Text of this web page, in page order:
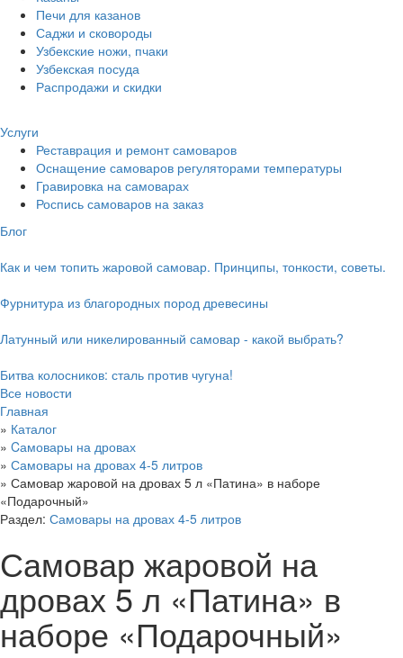
Печи для казанов
Саджи и сковороды
Узбекские ножи, пчаки
Узбекская посуда
Распродажи и скидки
Услуги
Реставрация и ремонт самоваров
Оснащение самоваров регуляторами температуры
Гравировка на самоварах
Роспись самоваров на заказ
Блог
Как и чем топить жаровой самовар. Принципы, тонкости, советы.
Фурнитура из благородных пород древесины
Латунный или никелированный самовар - какой выбрать?
Битва колосников: сталь против чугуна!
Все новости
Главная
» Каталог
» Cамовары на дровах
» Самовары на дровах 4-5 литров
» Самовар жаровой на дровах 5 л «Патина» в наборе
«Подарочный»
Раздел: Самовары на дровах 4-5 литров
Самовар жаровой на
дровах 5 л «Патина» в
наборе «Подарочный»